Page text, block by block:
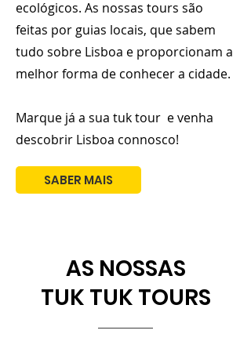
ecológicos. As nossas tours são
feitas por guias locais, que sabem
tudo sobre Lisboa e proporcionam a
melhor forma de conhecer a cidade.
Marque já a sua tuk tour e venha
descobrir Lisboa connosco!
SABER MAIS
AS NOSSAS
TUK TUK TOURS